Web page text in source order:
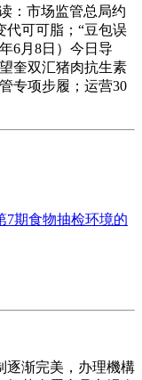
：市场监管总局约
代可可脂；“豆包误
6月8日）今日导
奎双汇猪肉抗生素
专项步履；运营30
7期食物抽检环境的
逐渐完美，办理機構